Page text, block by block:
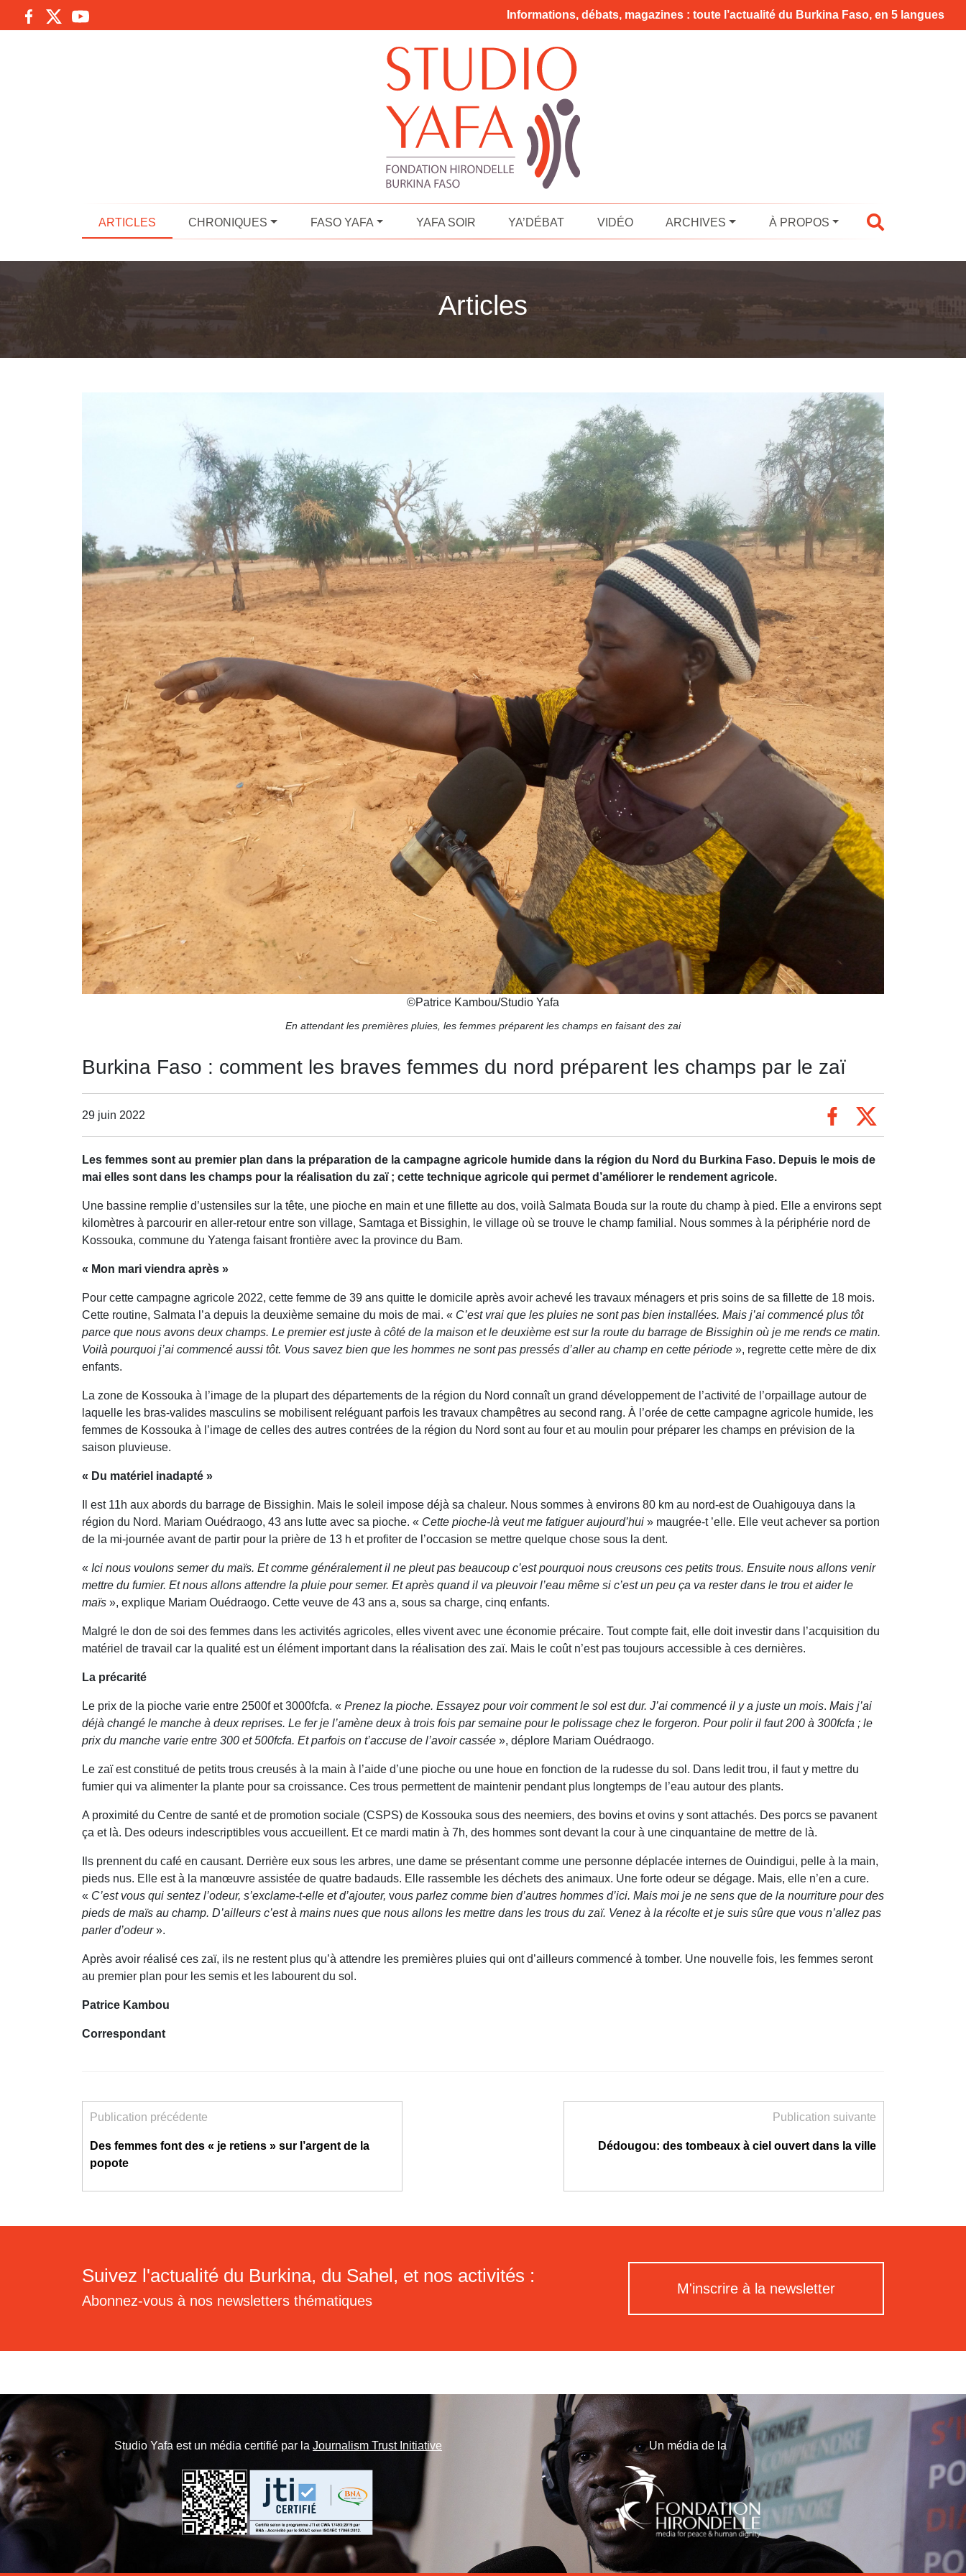
Informations, débats, magazines : toute l’actualité du Burkina Faso, en 5 langues
ARTICLES CHRONIQUES FASO YAFA YAFA SOIR YA’DÉBAT VIDÉO ARCHIVES À PROPOS
Articles
©Patrice Kambou/Studio Yafa
En attendant les premières pluies, les femmes préparent les champs en faisant des zai
Burkina Faso : comment les braves femmes du nord préparent les champs par le zaï
29 juin 2022
Les femmes sont au premier plan dans la préparation de la campagne agricole humide dans la région du Nord du Burkina Faso. Depuis le mois de
mai elles sont dans les champs pour la réalisation du zaï ; cette technique agricole qui permet d’améliorer le rendement agricole.
Une bassine remplie d’ustensiles sur la tête, une pioche en main et une fillette au dos, voilà Salmata Bouda sur la route du champ à pied. Elle a environs sept
kilomètres à parcourir en aller-retour entre son village, Samtaga et Bissighin, le village où se trouve le champ familial. Nous sommes à la périphérie nord de
Kossouka, commune du Yatenga faisant frontière avec la province du Bam.
« Mon mari viendra après »
Pour cette campagne agricole 2022, cette femme de 39 ans quitte le domicile après avoir achevé les travaux ménagers et pris soins de sa fillette de 18 mois.
Cette routine, Salmata l’a depuis la deuxième semaine du mois de mai. « C’est vrai que les pluies ne sont pas bien installées. Mais j’ai commencé plus tôt
parce que nous avons deux champs. Le premier est juste à côté de la maison et le deuxième est sur la route du barrage de Bissighin où je me rends ce matin.
Voilà pourquoi j’ai commencé aussi tôt. Vous savez bien que les hommes ne sont pas pressés d’aller au champ en cette période », regrette cette mère de dix
enfants.
La zone de Kossouka à l’image de la plupart des départements de la région du Nord connaît un grand développement de l’activité de l’orpaillage autour de
laquelle les bras-valides masculins se mobilisent reléguant parfois les travaux champêtres au second rang. À l’orée de cette campagne agricole humide, les
femmes de Kossouka à l’image de celles des autres contrées de la région du Nord sont au four et au moulin pour préparer les champs en prévision de la
saison pluvieuse.
« Du matériel inadapté »
Il est 11h aux abords du barrage de Bissighin. Mais le soleil impose déjà sa chaleur. Nous sommes à environs 80 km au nord-est de Ouahigouya dans la
région du Nord. Mariam Ouédraogo, 43 ans lutte avec sa pioche. « Cette pioche-là veut me fatiguer aujourd’hui » maugrée-t ’elle. Elle veut achever sa portion
de la mi-journée avant de partir pour la prière de 13 h et profiter de l’occasion se mettre quelque chose sous la dent.
« Ici nous voulons semer du maïs. Et comme généralement il ne pleut pas beaucoup c’est pourquoi nous creusons ces petits trous. Ensuite nous allons venir
mettre du fumier. Et nous allons attendre la pluie pour semer. Et après quand il va pleuvoir l’eau même si c’est un peu ça va rester dans le trou et aider le
maïs », explique Mariam Ouédraogo. Cette veuve de 43 ans a, sous sa charge, cinq enfants.
Malgré le don de soi des femmes dans les activités agricoles, elles vivent avec une économie précaire. Tout compte fait, elle doit investir dans l’acquisition du
matériel de travail car la qualité est un élément important dans la réalisation des zaï. Mais le coût n’est pas toujours accessible à ces dernières.
La précarité
Le prix de la pioche varie entre 2500f et 3000fcfa. « Prenez la pioche. Essayez pour voir comment le sol est dur. J’ai commencé il y a juste un mois. Mais j’ai
déjà changé le manche à deux reprises. Le fer je l’amène deux à trois fois par semaine pour le polissage chez le forgeron. Pour polir il faut 200 à 300fcfa ; le
prix du manche varie entre 300 et 500fcfa. Et parfois on t’accuse de l’avoir cassée », déplore Mariam Ouédraogo.
Le zaï est constitué de petits trous creusés à la main à l’aide d’une pioche ou une houe en fonction de la rudesse du sol. Dans ledit trou, il faut y mettre du
fumier qui va alimenter la plante pour sa croissance. Ces trous permettent de maintenir pendant plus longtemps de l’eau autour des plants.
A proximité du Centre de santé et de promotion sociale (CSPS) de Kossouka sous des neemiers, des bovins et ovins y sont attachés. Des porcs se pavanent
ça et là. Des odeurs indescriptibles vous accueillent. Et ce mardi matin à 7h, des hommes sont devant la cour à une cinquantaine de mettre de là.
Ils prennent du café en causant. Derrière eux sous les arbres, une dame se présentant comme une personne déplacée internes de Ouindigui, pelle à la main,
pieds nus. Elle est à la manœuvre assistée de quatre badauds. Elle rassemble les déchets des animaux. Une forte odeur se dégage. Mais, elle n’en a cure.
« C’est vous qui sentez l’odeur, s’exclame-t-elle et d’ajouter, vous parlez comme bien d’autres hommes d’ici. Mais moi je ne sens que de la nourriture pour des
pieds de maïs au champ. D’ailleurs c’est à mains nues que nous allons les mettre dans les trous du zaï. Venez à la récolte et je suis sûre que vous n’allez pas
parler d’odeur».
Après avoir réalisé ces zaï, ils ne restent plus qu’à attendre les premières pluies qui ont d’ailleurs commencé à tomber. Une nouvelle fois, les femmes seront
au premier plan pour les semis et les labourent du sol.
Patrice Kambou
Correspondant
Publication précédente
Des femmes font des « je retiens » sur l’argent de la
popote
Publication suivante
Dédougou: des tombeaux à ciel ouvert dans la ville
Suivez l'actualité du Burkina, du Sahel, et nos activités :
Abonnez-vous à nos newsletters thématiques
M'inscrire à la newsletter
Studio Yafa est un média certifié par la Journalism Trust Initiative Un média de la